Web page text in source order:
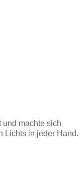
und machte sich
Lichts in jeder Hand.